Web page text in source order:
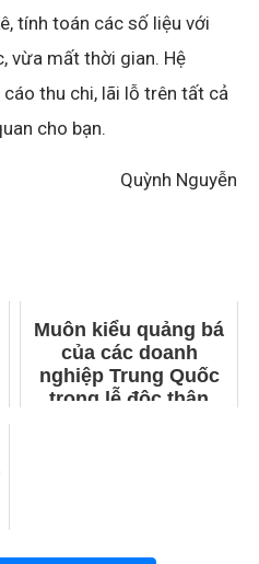
tính toán các số liệu với
vừa mất thời gian. Hệ
thu chi, lãi lỗ trên tất cả
cho bạn.
Quỳnh Nguyễn
Muôn kiểu quảng bá
của các doanh
nghiệp Trung Quốc
trong lễ độc thân